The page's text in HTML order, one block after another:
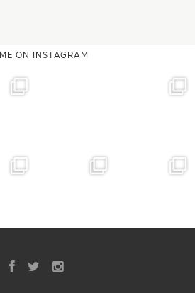
ME ON INSTAGRAM